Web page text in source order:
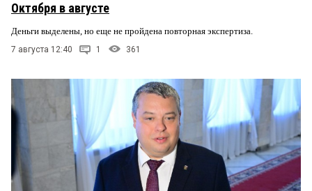
Октября в августе
Деньги выделены, но еще не пройдена повторная экспертиза.
7 августа 12:40 1 361